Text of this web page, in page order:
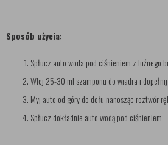
Sposób użycia:
Spłucz auto woda pod ciśnieniem z luźnego
Wlej 25-30 ml szamponu do wiadra i
Myj auto od góry do dołu nanosząc roztwór
Spłucz dokładnie auto wodą pod ciśnieniem